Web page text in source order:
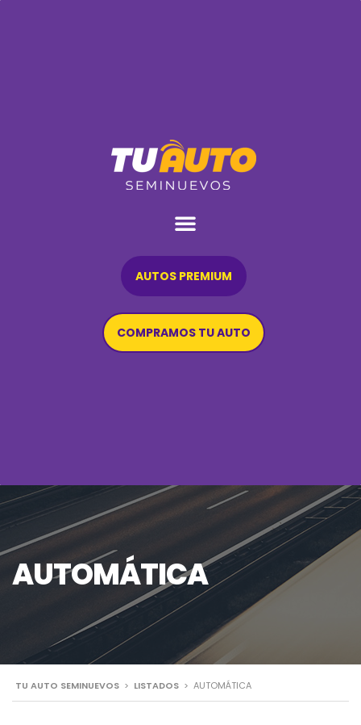
AUTOS PREMIUM
COMPRAMOS TU AUTO
AUTOMÁTICA
TU AUTO SEMINUEVOS > LISTADOS > AUTOMÁTICA